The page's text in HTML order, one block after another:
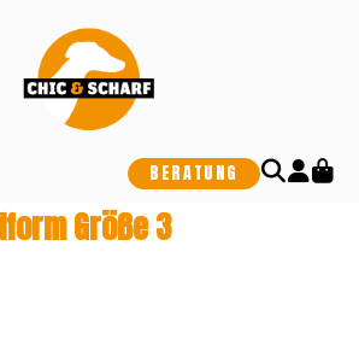
BERATUNG
Größe 3